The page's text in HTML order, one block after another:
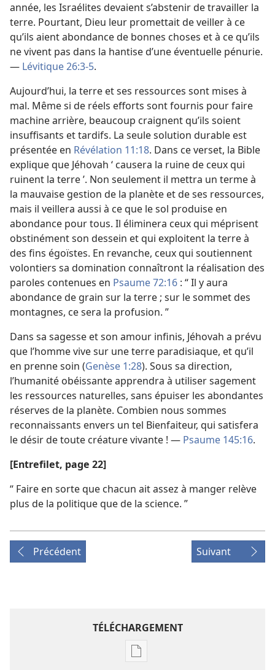
année, les Israélites devaient s’abstenir de travailler la
terre. Pourtant, Dieu leur promettait de veiller à ce
qu’ils aient abondance de bonnes choses et à ce qu’ils
ne vivent pas dans la hantise d’une éventuelle pénurie.
— Lévitique 26:3-5.
Aujourd’hui, la terre et ses ressources sont mises à
mal. Même si de réels efforts sont fournis pour faire
machine arrière, beaucoup craignent qu’ils soient
insuffisants et tardifs. La seule solution durable est
présentée en Révélation 11:18. Dans ce verset, la Bible
explique que Jéhovah ‘ causera la ruine de ceux qui
ruinent la terre ’. Non seulement il mettra un terme à
la mauvaise gestion de la planète et de ses ressources,
mais il veillera aussi à ce que le sol produise en
abondance pour tous. Il éliminera ceux qui méprisent
obstinément son dessein et qui exploitent la terre à
des fins égoïstes. En revanche, ceux qui soutiennent
volontiers sa domination connaîtront la réalisation des
paroles contenues en Psaume 72:16 : “ Il y aura
abondance de grain sur la terre ; sur le sommet des
montagnes, ce sera la profusion. ”
Dans sa sagesse et son amour infinis, Jéhovah a prévu
que l’homme vive sur une terre paradisiaque, et qu’il
en prenne soin (Genèse 1:28). Sous sa direction,
l’humanité obéissante apprendra à utiliser sagement
les ressources naturelles, sans épuiser les abondantes
réserves de la planète. Combien nous sommes
reconnaissants envers un tel Bienfaiteur, qui satisfera
le désir de toute créature vivante ! — Psaume 145:16.
[Entrefilet, page 22]
“ Faire en sorte que chacun ait assez à manger relève
plus de la politique que de la science. ”
Précédent Suivant
TÉLÉCHARGEMENT
Options